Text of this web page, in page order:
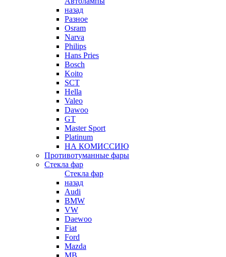
назад
Разное
Osram
Narva
Philips
Hans Pries
Bosch
Koito
SCT
Hella
Valeo
Dawoo
GT
Master Sport
Platinum
НА КОМИССИЮ
Противотуманные фары
Стекла фар
Стекла фар
назад
Audi
BMW
VW
Daewoo
Fiat
Ford
Mazda
MB